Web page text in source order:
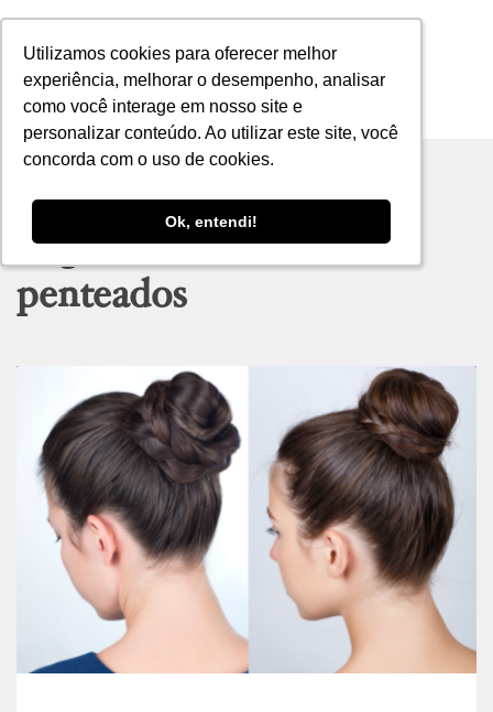
Utilizamos cookies para oferecer melhor
experiência, melhorar o desempenho, analisar
como você interage em nosso site e
personalizar conteúdo. Ao utilizar este site, você
concorda com o uso de cookies.
Ok, entendi!
Utilizamos cookies para oferecer melhor
experiência, melhorar o desempenho, analisar
como você interage em nosso site e
personalizar conteúdo. Ao utilizar este site, você
concorda com o uso de cookies.
Ok, entendi!
MENU
Tag archive: dicas de
penteados